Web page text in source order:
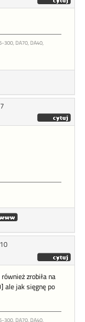
300, DA70, DA40,
zrobiła na
ale jak sięgnę po
300, DA70, DA40,